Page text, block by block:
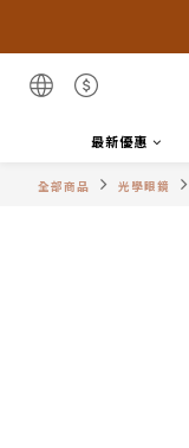
最新優惠
全部商品 光學眼鏡